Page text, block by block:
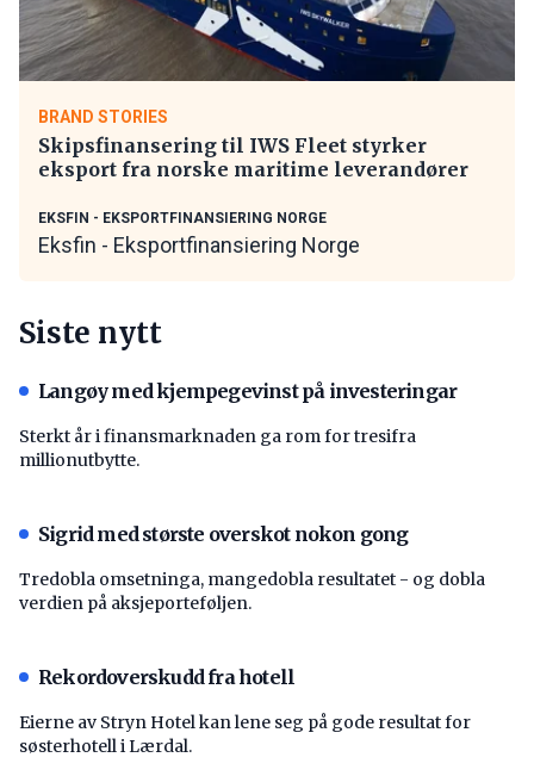
BRAND STORIES
Skipsfinansering til IWS Fleet styrker
eksport fra norske maritime leverandører
EKSFIN - EKSPORTFINANSIERING NORGE
Eksfin - Eksportfinansiering Norge
Siste nytt
Langøy med kjempegevinst på investeringar
Sterkt år i finansmarknaden ga rom for tresifra
millionutbytte.
Sigrid med største overskot nokon gong
Tredobla omsetninga, mangedobla resultatet - og dobla
verdien på aksjeporteføljen.
Rekordoverskudd fra hotell
Eierne av Stryn Hotel kan lene seg på gode resultat for
søsterhotell i Lærdal.